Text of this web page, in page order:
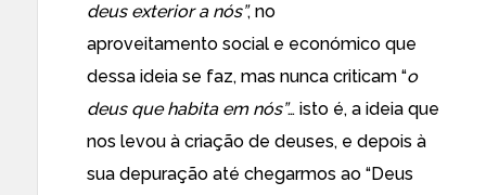
deus exterior a nós”, no
aproveitamento social e económico que
dessa ideia se faz, mas nunca criticam “o
deus que habita em nós”… isto é, a ideia que
nos levou à criação de deuses, e depois à
sua depuração até chegarmos ao “Deus